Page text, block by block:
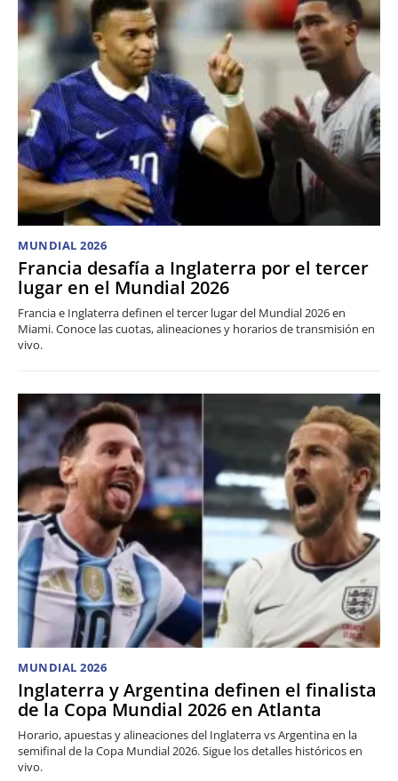
MUNDIAL 2026
Francia desafía a Inglaterra por el tercer
lugar en el Mundial 2026
Francia e Inglaterra definen el tercer lugar del Mundial 2026 en
Miami. Conoce las cuotas, alineaciones y horarios de transmisión en
vivo.
MUNDIAL 2026
Inglaterra y Argentina definen el finalista
de la Copa Mundial 2026 en Atlanta
Horario, apuestas y alineaciones del Inglaterra vs Argentina en la
semifinal de la Copa Mundial 2026. Sigue los detalles históricos en
vivo.